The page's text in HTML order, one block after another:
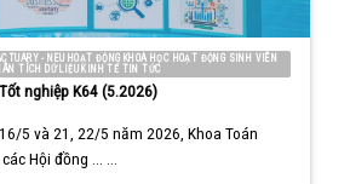
- NEU HOẠT ĐỘNG KHOA HỌC HOẠT ĐỘNG SINH VIÊN
TÍCH DỮ LIỆU KINH TẾ TIN TỨC
nghiệp K64 (5.2026)
5 và 21, 22/5 năm 2026, Khoa Toán
Hội đồng ... ...